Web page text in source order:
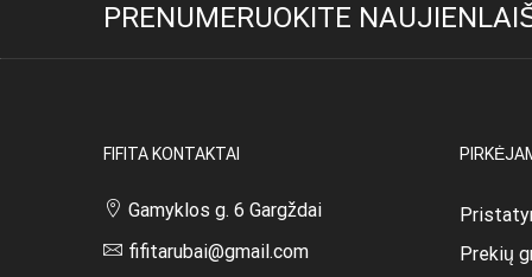
PRENUMERUOKITE
FIFITA KONTAKTAI
Gamyklos g. 6 Gargždai
fifitarubai@gmail.com
Prekių